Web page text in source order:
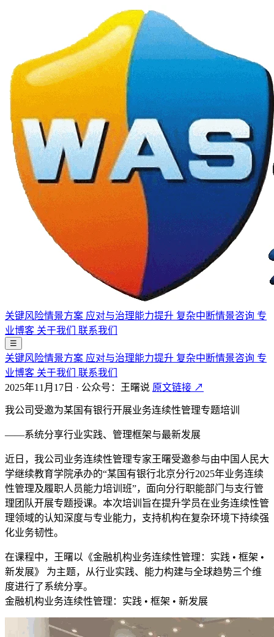
关键风险情景方案 应对与治理能力提升 复杂中断情景咨询 专
业博客 关于我们 联系我们
☰
关键风险情景方案 应对与治理能力提升 复杂中断情景咨询 专
业博客 关于我们 联系我们
2025年11月17日 · 公众号：王曙说 原文链接 ↗
我公司受邀为某国有银行开展业务连续性管理专题培训
——系统分享行业实践、管理框架与最新发展
近日，我公司业务连续性管理专家王曙受邀参与由中国人民大
学继续教育学院承办的“某国有银行北京分行2025年业务连续
性管理及履职人员能力培训班”，面向分行职能部门与支行管
理团队开展专题授课。本次培训旨在提升学员在业务连续性管
理领域的认知深度与专业能力，支持机构在复杂环境下持续强
化业务韧性。
在课程中，王曙以《金融机构业务连续性管理：实践 • 框架 •
新发展》 为主题，从行业实践、能力构建与全球趋势三个维
度进行了系统分享。
金融机构业务连续性管理：实践 • 框架 • 新发展